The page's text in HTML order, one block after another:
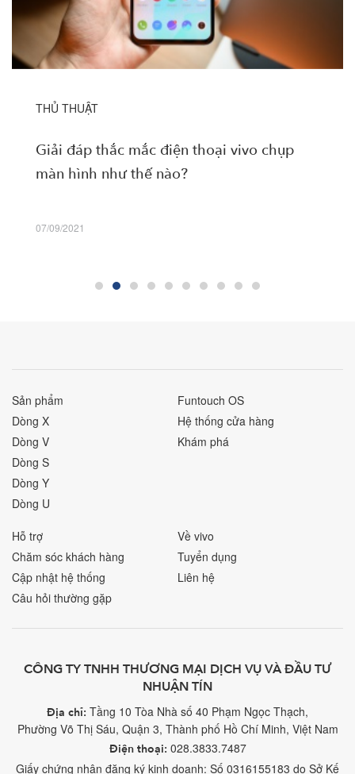
THỦ THUẬT
Giải đáp thắc mắc điện thoại vivo chụp
màn hình như thế nào?
07/09/2021
Sản phẩm
Dòng X
Dòng V
Dòng S
Dòng Y
Dòng U
Funtouch OS
Hệ thống cửa hàng
Khám phá
Hỗ trợ
Chăm sóc khách hàng
Cập nhật hệ thống
Câu hỏi thường gặp
Về vivo
Tuyển dụng
Liên hệ
CÔNG TY TNHH THƯƠNG MẠI DỊCH VỤ VÀ ĐẦU TƯ
NHUẬN TÍN
Địa chỉ: Tầng 10 Tòa Nhà số 40 Phạm Ngọc Thạch,
Phường Võ Thị Sáu, Quận 3, Thành phố Hồ Chí Minh, Việt Nam
Điện thoại: 028.3833.7487
Giấy chứng nhận đăng ký kinh doanh: Số 0316155183 do Sở Kế